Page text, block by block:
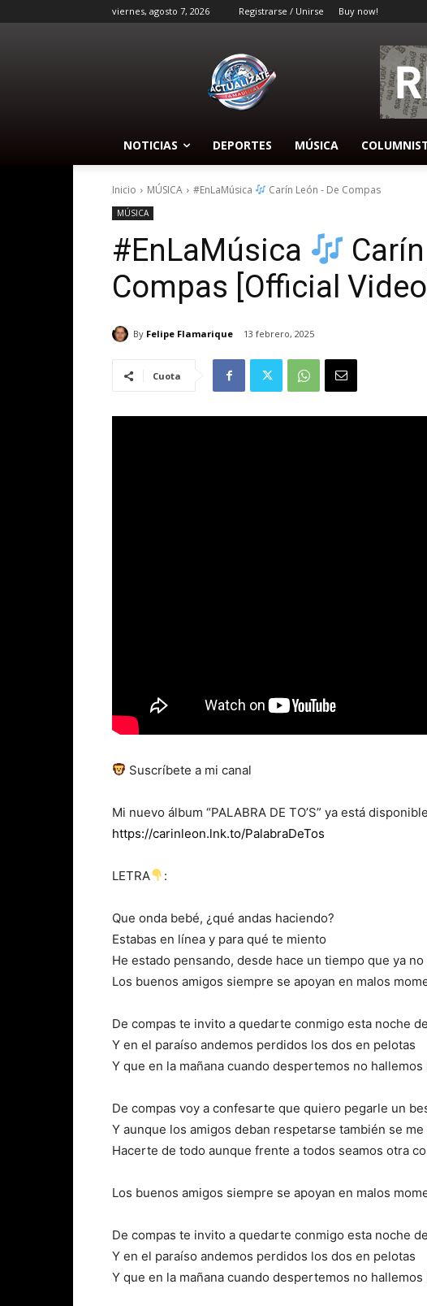
viernes, agosto 7, 2026 Registrarse / Unirse Buy now!
NOTICIAS DEPORTES MÚSICA
Inicio MÚSICA #EnLaMúsica Carín León - De Compas
MÚSICA
#EnLaMúsica
Compas [Official Video]
By Felipe Flamarique 13 febrero, 2025
Cuota
Suscríbete a mi canal
Mi nuevo álbum “PALABRA DE TO’S” ya está
https://carinleon.lnk.to/PalabraDeTos
LETRA :
Que onda bebé, ¿qué andas haciendo?
Estabas en línea y para qué te miento
He estado pensando, desde hace un tiempo que ya no
Los buenos amigos siempre se apoyan en malos
De compas te invito a quedarte conmigo esta noche
Y en el paraíso andemos perdidos los dos en pelotas
Y que en la mañana cuando despertemos no hallemos
De compas voy a confesarte que quiero pegarle un
Y aunque los amigos deban respetarse también se me
Hacerte de todo aunque frente a todos seamos otra
Los buenos amigos siempre se apoyan en malos
De compas te invito a quedarte conmigo esta noche
Y en el paraíso andemos perdidos los dos en pelotas
Y que en la mañana cuando despertemos no hallemos